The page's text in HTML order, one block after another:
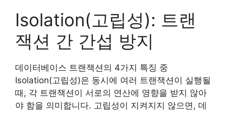
Isolation(고립성): 트랜
잭션 간 간섭 방지
데이터베이스 트랜잭션의 4가지 특징 중
Isolation(고립성)은 동시에 여러 트랜잭션이 실행될
때, 각 트랜잭션이 서로의 연산에 영향을 받지 않아
야 함을 의미합니다. 고립성이 지켜지지 않으면, 데